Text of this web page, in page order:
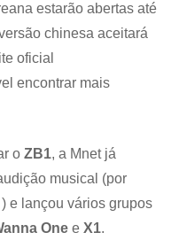
estarão abertas até
chinesa aceitará
oficial
encontrar mais
o ZB1, a Mnet já
musical (por
) e lançou vários grupos
One e X1.